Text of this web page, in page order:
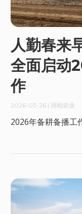
人勤春来
全面启动
作
2026-03-26| 润柏农业
2026年备耕备播工